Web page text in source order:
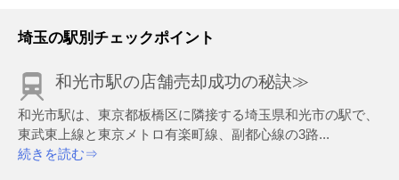
埼玉の駅別チェックポイント
和光市駅の店舗売却成功の秘訣≫
和光市駅は、東京都板橋区に隣接する埼玉県和光市の駅で、
東武東上線と東京メトロ有楽町線、副都心線の3路...
続きを読む⇒